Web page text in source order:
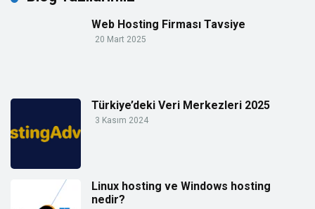
Web Hosting Firması Tavsiye
20 Mart 2025
Türkiye’deki Veri Merkezleri 2025
3 Kasım 2024
Linux hosting ve Windows hosting
nedir?